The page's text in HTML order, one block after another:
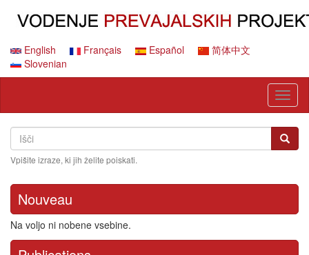
contentEnglish Français Español
简体中文
Slovenian
Search
Išči Išči
Vpišite izraze, ki jih želite poiskati.
Nouveau
Na voljo ni nobene vsebine.